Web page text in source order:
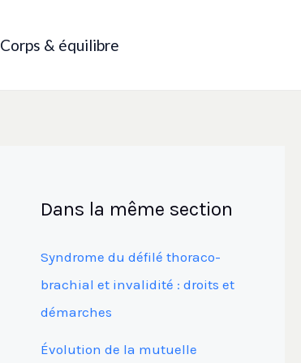
Corps & équilibre
Dans la même section
Syndrome du défilé thoraco-
brachial et invalidité : droits et
démarches
Évolution de la mutuelle